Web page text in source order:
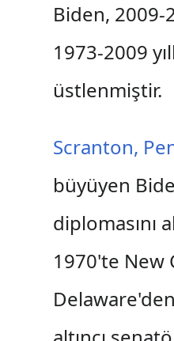
Biden, 2009-
1973-2009
üstlenmiştir.
Scranton,
büyüyen
diplomasını
1970'te New